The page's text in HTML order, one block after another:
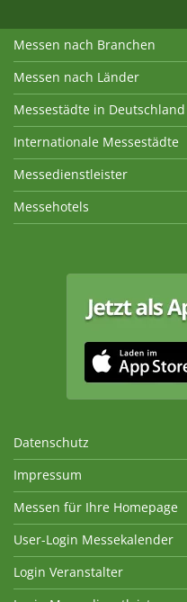
Messen nach Branchen
Messen nach Länder
Messestädte in Deutschland
Internationale Messestädte
Messedienstleister
Messehotels
Datenschutz
Impressum
Messen für Ihre Homepage
User-Login Messekalender
Login Veranstalter